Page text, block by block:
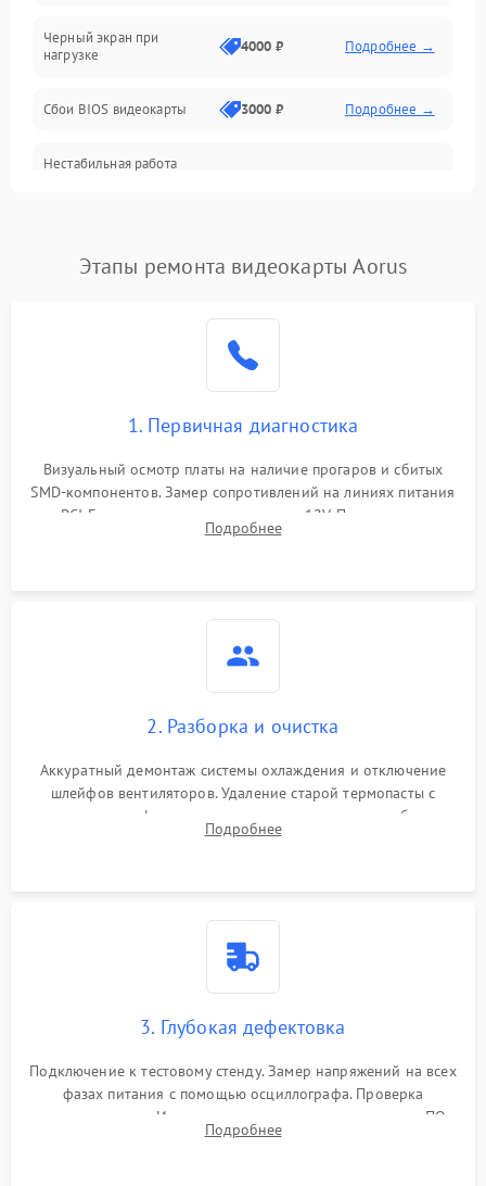
Электропитание
ПО
Электронные компоненты
Общие поломки
Механические повреждения
Черный экран при
нагрузке
4000 ₽ Подробнее →
Сбои BIOS видеокарты 3000 ₽ Подробнее →
Нестабильная работа
Этапы ремонта видеокарты Aorus
1. Первичная диагностика
Визуальный осмотр платы на наличие прогаров и сбитых
SMD-компонентов. Замер сопротивлений на линиях питания
PCI-E и дополнительных разъемах 12V. Проверка на
короткое замыкание основных дросселей питания GPU и
Подробнее
2. Разборка и очистка
Аккуратный демонтаж системы охлаждения и отключение
шлейфов вентиляторов. Удаление старой термопасты с
кристалла графического чипа и термопрокладок с банок
памяти и зоны VRM. Очистка платы от пыли и окислов.
Подробнее
3. Глубокая дефектовка
Подключение к тестовому стенду. Замер напряжений на всех
фазах питания с помощью осциллографа. Проверка
инициализации. Использование специализированного ПО
MATS
Подробнее